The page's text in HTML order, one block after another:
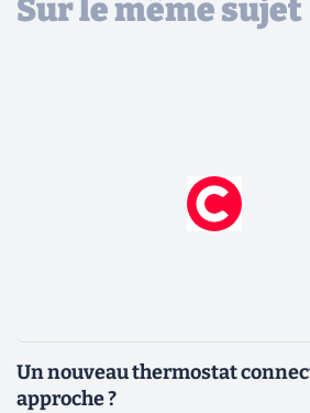
Sur le même sujet
Un nouveau thermostat
approche ?